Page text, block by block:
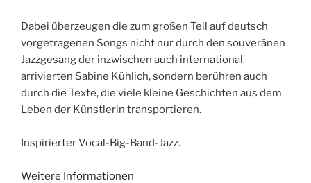
Dabei überzeugen die zum großen Teil auf deutsch
vorgetragenen Songs nicht nur durch den souveränen
Jazzgesang der inzwischen auch international
arrivierten Sabine Kühlich, sondern berühren auch
durch die Texte, die viele kleine Geschichten aus dem
Leben der Künstlerin transportieren.
Inspirierter Vocal-Big-Band-Jazz.
Weitere Informationen